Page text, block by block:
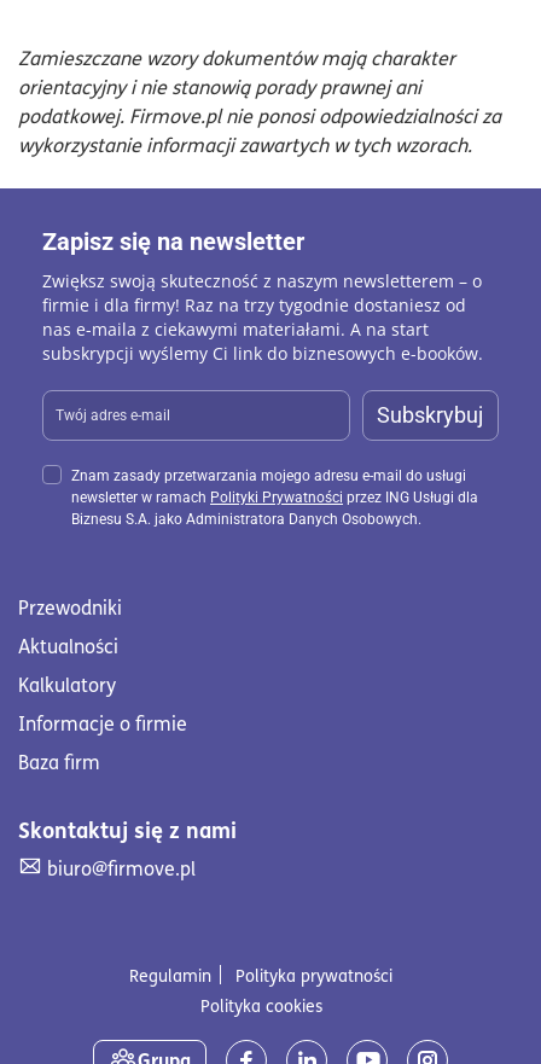
Zamieszczane wzory dokumentów mają charakter
orientacyjny i nie stanowią porady prawnej ani
podatkowej. Firmove.pl nie ponosi odpowiedzialności za
wykorzystanie informacji zawartych w tych wzorach.
Przewodniki
Aktualności
Kalkulatory
Informacje o firmie
Baza firm
Skontaktuj się z nami
Skontaktuj się z nami. Wyślij mail na adres
biuro@firmove.pl
Zapisz się na newsletter
Zwiększ swoją skuteczność z naszym newsletterem – o
firmie i dla firmy! Raz na trzy tygodnie dostaniesz od
nas e-maila z ciekawymi materiałami. A na start
subskrypcji wyślemy Ci link do biznesowych e-booków.
Subskrybuj
Znam zasady przetwarzania mojego adresu e-mail do usługi
newsletter w ramach Polityki Prywatności przez ING Usługi dla
Biznesu S.A. jako Administratora Danych Osobowych.
Regulamin
Polityka prywatności
Polityka cookies